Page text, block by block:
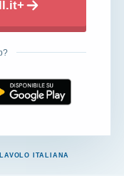
ITALIANA